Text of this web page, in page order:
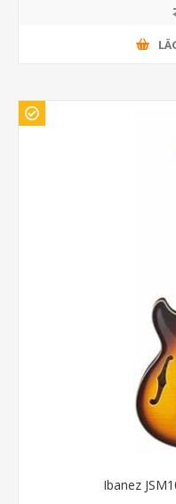
Ibanez